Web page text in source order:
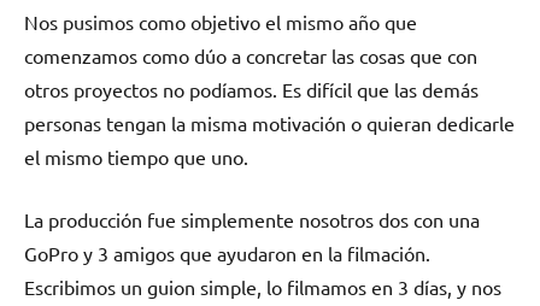
Nos pusimos como objetivo el mismo año que
comenzamos como dúo a concretar las cosas que con
otros proyectos no podíamos. Es difícil que las demás
personas tengan la misma motivación o quieran dedicarle
el mismo tiempo que uno.
La producción fue simplemente nosotros dos con una
GoPro y 3 amigos que ayudaron en la filmación.
Escribimos un guion simple, lo filmamos en 3 días, y nos